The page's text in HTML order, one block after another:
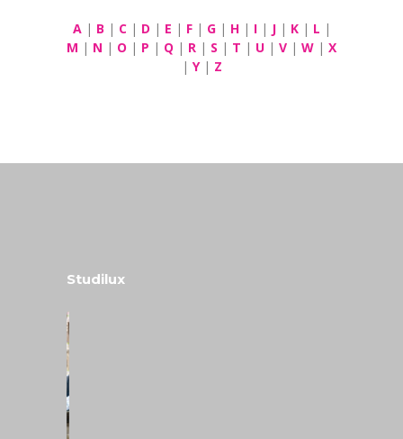
A| B | C| D | E | F| G| H| I| J| K| L |
M | N | O | P | Q | R | S | T | U | V | W | X
| Y| Z
Studilux